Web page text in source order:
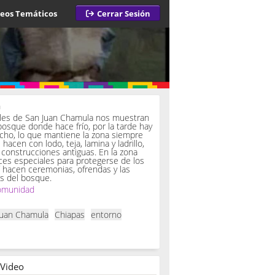
Temáticos Cerrar Sesión
de San Juan Chamula nos muestran
donde hace frío, por la tarde hay
lo que mantiene la zona siempre
con lodo, teja, lamina y ladrillo,
antiguas. En la zona
especiales para protegerse de los
ceremonias, ofrendas y las
del bosque.
Chamula Chiapas entorno